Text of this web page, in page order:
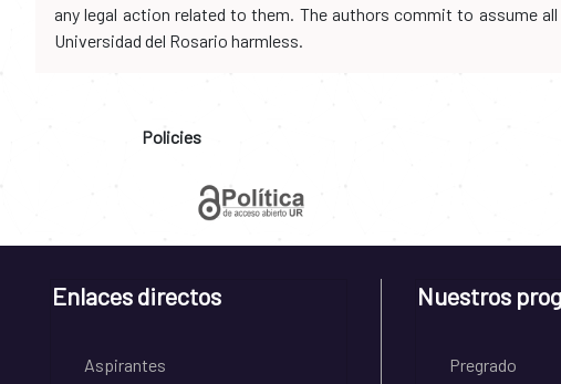
any legal action related to them. The authors commit to assume
Universidad del Rosario harmless.
Policies
Enlaces directos
Aspirantes
Nuestros
Pregrado